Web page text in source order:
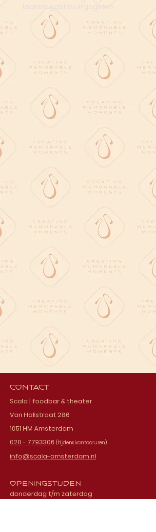
laatste gast is uitgegeten.
Contact
Scala | foodbar & theater
Van Hallstraat 286
1051 HM Amsterdam
020 - 7793306 (tijdens kantooruren)
info@scala-amsterdam.nl
Openingstijden
donderdag t/m zaterdag